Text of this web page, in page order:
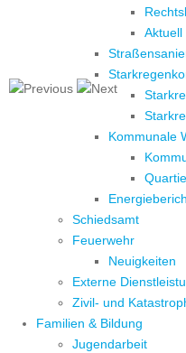
Aktuell
Kommunale
Schiedsamt
Feuerwehr
Neuigkeiten
Externe
Zivil- und
Familien & Bildung
Jugendarbeit